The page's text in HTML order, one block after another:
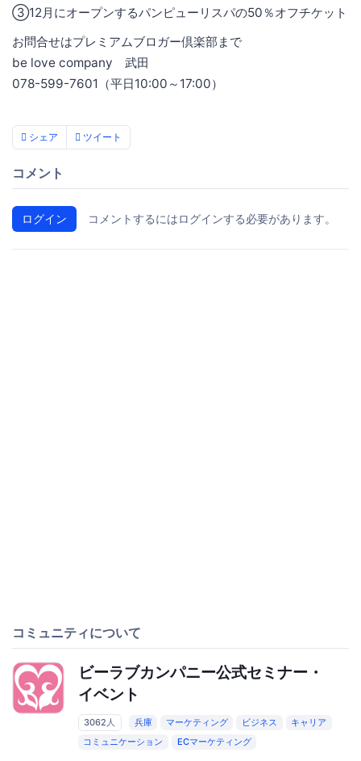
③12月にオープンするパンピューリスパの50％オフチケット
お問合せはプレミアムブロガー倶楽部まで
be love company 武田
078-599-7601（平日10:00～17:00）
シェア ツイート
コメント
ログイン コメントするにはログインする必要があります。
コミュニティについて
ビーラブカンパニー公式セミナー・
イベント
3062人 兵庫 マーケティング ビジネス
キャリア
コミュニケーション
ECマーケティング